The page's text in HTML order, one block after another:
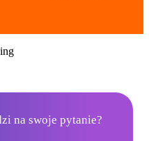
na swoje pytanie?